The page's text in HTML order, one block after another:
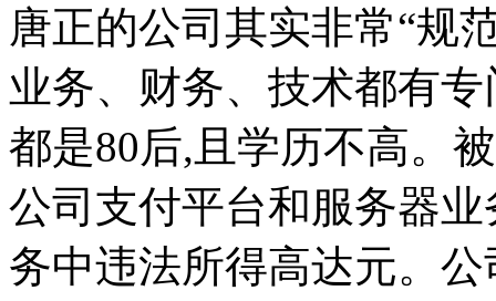
唐正的公司其实非常“规
业务、财务、技术都有
都是80后,且学历不高。
公司支付平台和服务器
务中违法所得高达元。